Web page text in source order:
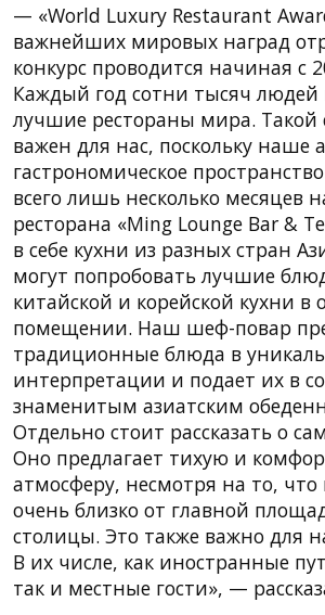
— «World Luxury Restaurant
важнейших мировых наград
конкурс проводится начиная с
Каждый год сотни тысяч людей
лучшие рестораны мира. Такой
важен для нас, поскольку наше
гастрономическое
всего лишь несколько месяцев
ресторана «Ming Lounge Bar &
в себе кухни из разных стран
могут попробовать лучшие
китайской и корейской кухни в
помещении. Наш шеф-повар
традиционные блюда в
интерпретации и подает их в
знаменитым азиатским
Отдельно стоит рассказать о
Оно предлагает тихую и
атмосферу, несмотря на то, что
очень близко от главной
столицы. Это также важно для
В их числе, как иностранные
так и местные гости», —